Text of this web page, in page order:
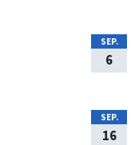
SEP.
6
SEP.
16